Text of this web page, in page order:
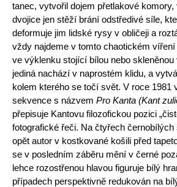
tanec, vytvořil dojem přetlakové
dvojice jen stěží brání odstředivé sí­le,
deformuje jim lidské rysy v obličeji a
vždy najdeme v tomto chaotickém
ve výklenku stojící bílou nebo
jediná nachází v naprostém klidu, a
kolem kterého se točí svět. V roce 1981
sekvence s názvem Pro Kanta (Kant
přepisuje Kantovu filozofickou pozici
fotografické řeči. Na čtyřech
opět autor v kostkované košili před
se v po­sledním záběru mění v černé
lehce rozostřenou hlavou figuruje bílý
případech perspektivně redukován na